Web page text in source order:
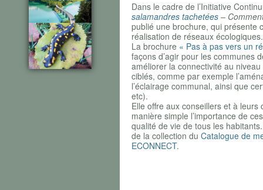
Dans le cadre de l’Initiative
salamandres tachetées –
publié une brochure, qui présente
réalisation de réseaux écologiques.
La brochure « Pas à pas vers un
façons d’agir pour les communes
améliorer la connectivité au
ciblés, comme par exemple
l’éclairage communal, ainsi que
etc).
Elle offre aux conseillers et à leurs
manière simple l’importance de
qualité de vie de tous les
de la collection du Catalogue de
ECONNECT.